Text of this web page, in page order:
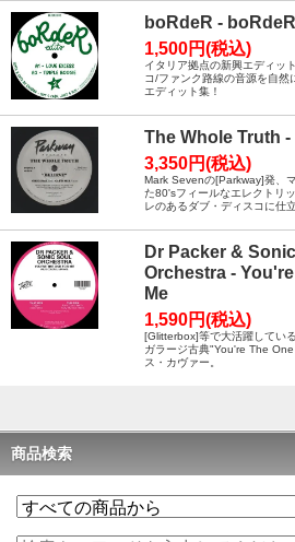
boRdeR -
1,500円(税込)
イタリア拠点の新興エディッ
コ/ファンク路線の音源を自然
エディット集！
The Whole Truth
3,350円(税込)
Mark Sevenの[Parkway]発、
た80'sフィールなエレクトリ
レのあるダブ・ディスコに仕
Dr Packer &
Orchestra -
Me
1,590円(税込)
[Glitterbox]等で大活躍してい
ガラージ古典"You're The
ス・カヴァー。
商品検索